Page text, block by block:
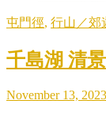
屯門徑, 行山／郊
千島湖 清
November 13, 2023